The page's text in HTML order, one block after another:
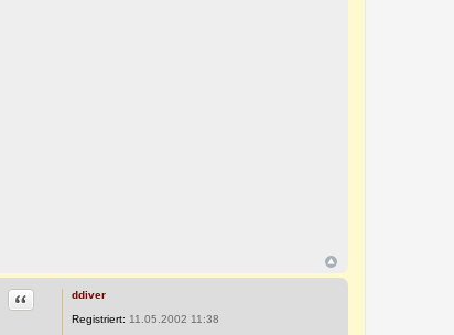
ddiver
Registriert: 11.05.2002 11:38
Zitat